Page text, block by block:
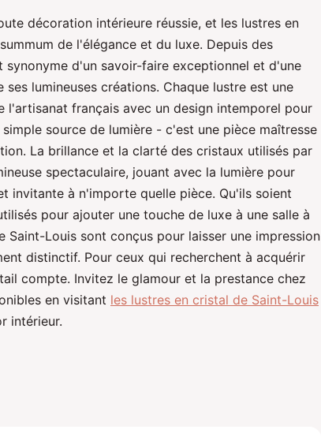
décoration intérieure réussie, et les lustres en
de l'élégance et du luxe. Depuis des
synonyme d'un savoir-faire exceptionnel et d'une
lumineuses créations. Chaque lustre est une
français avec un design intemporel pour
source de lumière - c'est une pièce maîtresse
La brillance et la clarté des cristaux utilisés par
spectaculaire, jouant avec la lumière pour
invitante à n'importe quelle pièce. Qu'ils soient
pour ajouter une touche de luxe à une salle à
Saint-Louis sont conçus pour laisser une impression
distinctif. Pour ceux qui recherchent à acquérir
compte. Invitez le glamour et la prestance chez
en visitant les lustres en cristal de Saint-Louis
intérieur.